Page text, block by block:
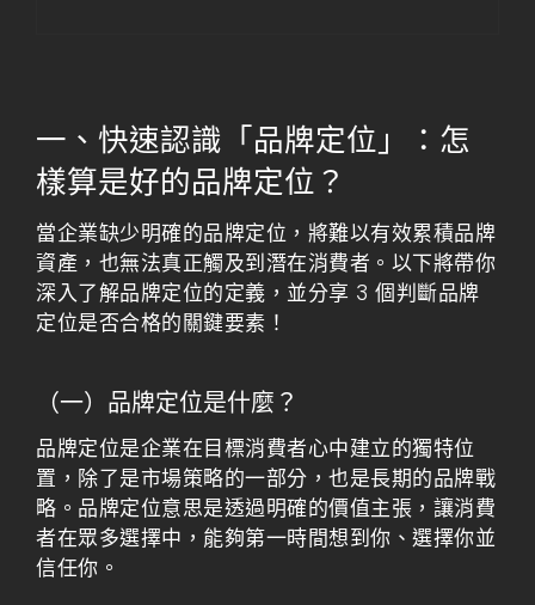
一、快速認識「品牌定位」：怎
樣算是好的品牌定位？
當企業缺少明確的品牌定位，將難以有效累積品牌
資產，也無法真正觸及到潛在消費者。以下將帶你
深入了解品牌定位的定義，並分享 3 個判斷品牌
定位是否合格的關鍵要素！
（一）品牌定位是什麼？
品牌定位是企業在目標消費者心中建立的獨特位
置，除了是市場策略的一部分，也是長期的品牌戰
略。品牌定位意思是透過明確的價值主張，讓消費
者在眾多選擇中，能夠第一時間想到你、選擇你並
信任你。